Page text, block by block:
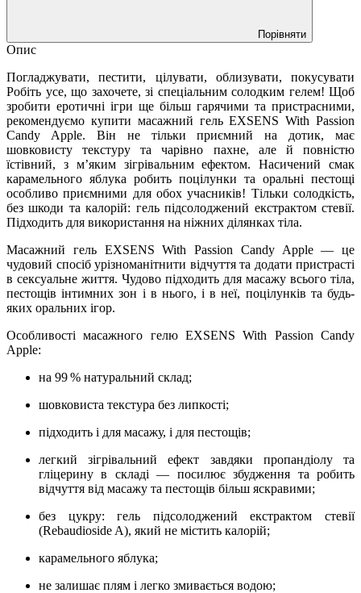
Порівняти
Опис
Погладжувати, пестити, цілувати, облизувати, покусувати
Робіть усе, що захочете, зі спеціальним солодким гелем! Щоб
зробити еротичні ігри ще більш гарячими та пристрасними,
рекомендуємо купити масажний гель EXSENS With Passion
Candy Apple. Він не тільки приємний на дотик, має
шовковисту текстуру та чарівно пахне, але й повністю
їстівний, з м’яким зігрівальним ефектом. Насичений смак
карамельного яблука робить поцілунки та оральні пестощі
особливо приємними для обох учасників! Тільки солодкість,
без шкоди та калорій: гель підсолоджений екстрактом стевії.
Підходить для використання на ніжних ділянках тіла.
Масажний гель EXSENS With Passion Candy Apple — це
чудовий спосіб урізноманітнити відчуття та додати пристрасті
в сексуальне життя. Чудово підходить для масажу всього тіла,
пестощів інтимних зон і в нього, і в неї, поцілунків та будь-
яких оральних ігор.
Особливості масажного гелю EXSENS With Passion Candy
Apple:
на 99 % натуральний склад;
шовковиста текстура без липкості;
підходить і для масажу, і для пестощів;
легкий зігрівальний ефект завдяки пропандіолу та
гліцерину в складі — посилює збудження та робить
відчуття від масажу та пестощів більш яскравими;
без цукру: гель підсолоджений екстрактом стевії
(Rebaudioside A), який не містить калорій;
карамельного яблука;
не залишає плям і легко змивається водою;